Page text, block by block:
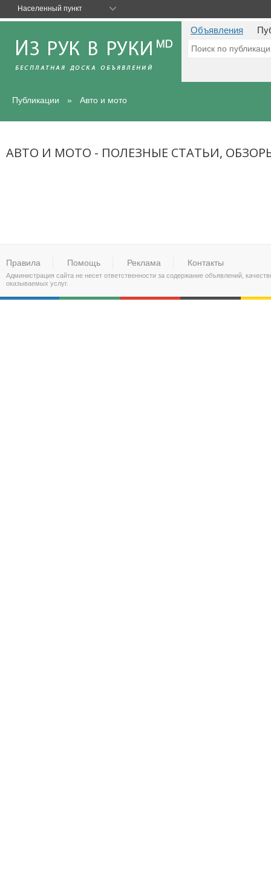
Объявления
Публикации Авто и мото
АВТО И МОТО - ПОЛЕЗНЫЕ СТАТЬИ,
Правила Помощь Реклама Контакты
Администрация сайта не несет ответственности за содержание объявлений,
оказываемых услуг.
Населенный пункт